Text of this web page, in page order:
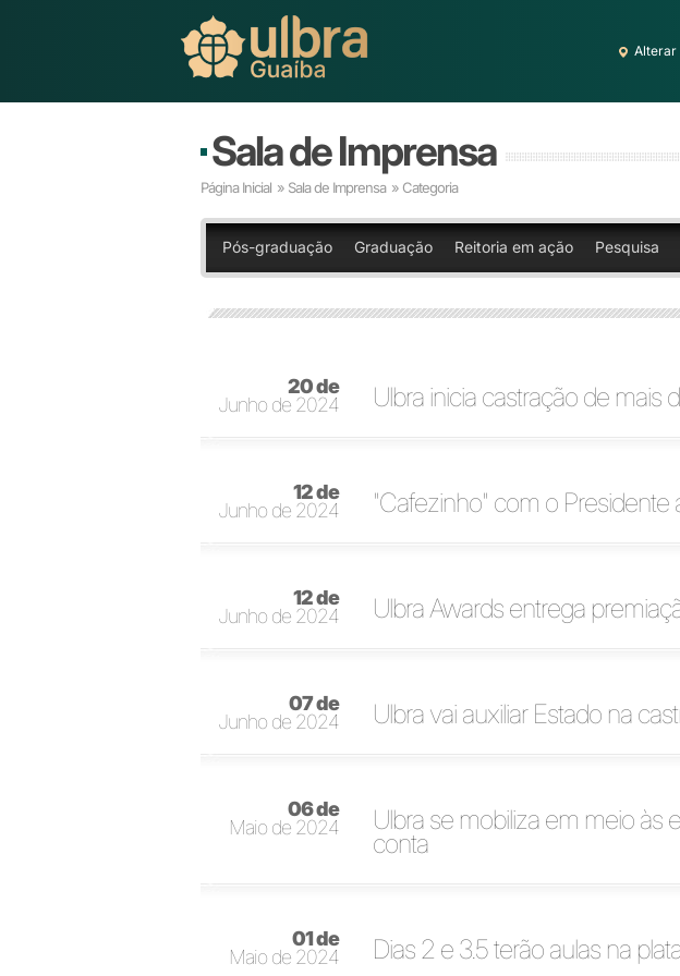
Alterar
Sala de Imprensa
Página Inicial » Sala de Imprensa » Categoria
Pós-graduação Graduação Reitoria em ação Pesquisa
20 de
Junho de 2024
Ulbra inicia castração de
12 de
Junho de 2024
"Cafezinho" com o
12 de
Junho de 2024
Ulbra Awards entrega
07 de
Junho de 2024
Ulbra vai auxiliar Estado na
06 de
Maio de 2024
Ulbra se mobiliza em meio às
conta
01 de
Maio de 2024
Dias 2 e 3.5 terão aulas na